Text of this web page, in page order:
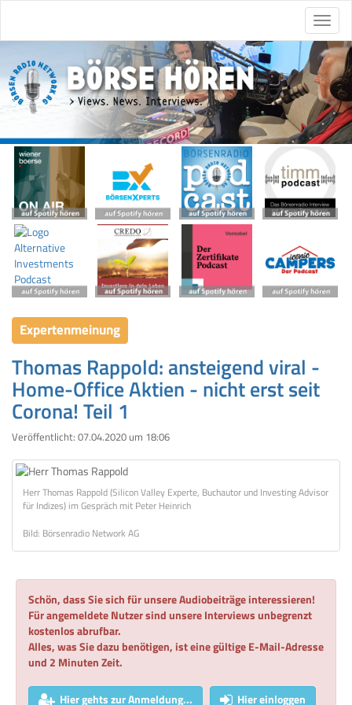
Expertenmeinung
Thomas Rappold: ansteigend viral -
Home-Office Aktien - nicht erst seit
Corona! Teil 1
Veröffentlicht: 07.04.2020 um 18:06
Herr Thomas Rappold (Silicon Valley Experte, Buchautor und Investing Advisor
für Indizes) im Gespräch mit Peter Heinrich
Bild: Börsenradio Network AG
Schön, dass Sie sich für unsere Audiobeiträge interessieren!
Für angemeldete Nutzer sind unsere Interviews unbegrenzt
kostenlos abrufbar.
Alles, was Sie dazu benötigen, ist eine gültige E-Mail-Adresse
und 2 Minuten Zeit.
Hier gehts zur Anmeldung... Hier einloggen